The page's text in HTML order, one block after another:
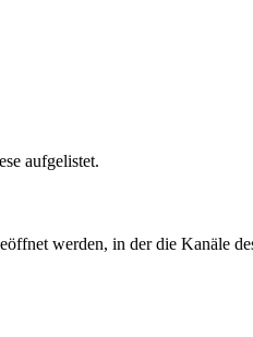
aufgelistet.
werden, in der die Kanäle